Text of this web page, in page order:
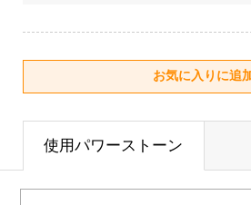
使用パワーストーン